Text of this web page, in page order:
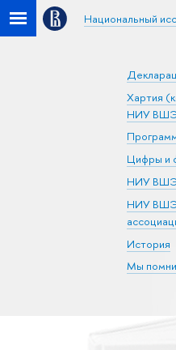
Национальный
Хартия
НИУ
Цифры и
НИУ ВШЭ
НИУ ВШЭ
История
Мы